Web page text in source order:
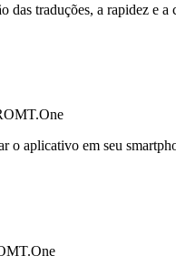
das traduções, a rapidez e
o aplicativo em seu